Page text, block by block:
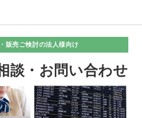
販売ご検討の法人様向け
談・お問い合わせ